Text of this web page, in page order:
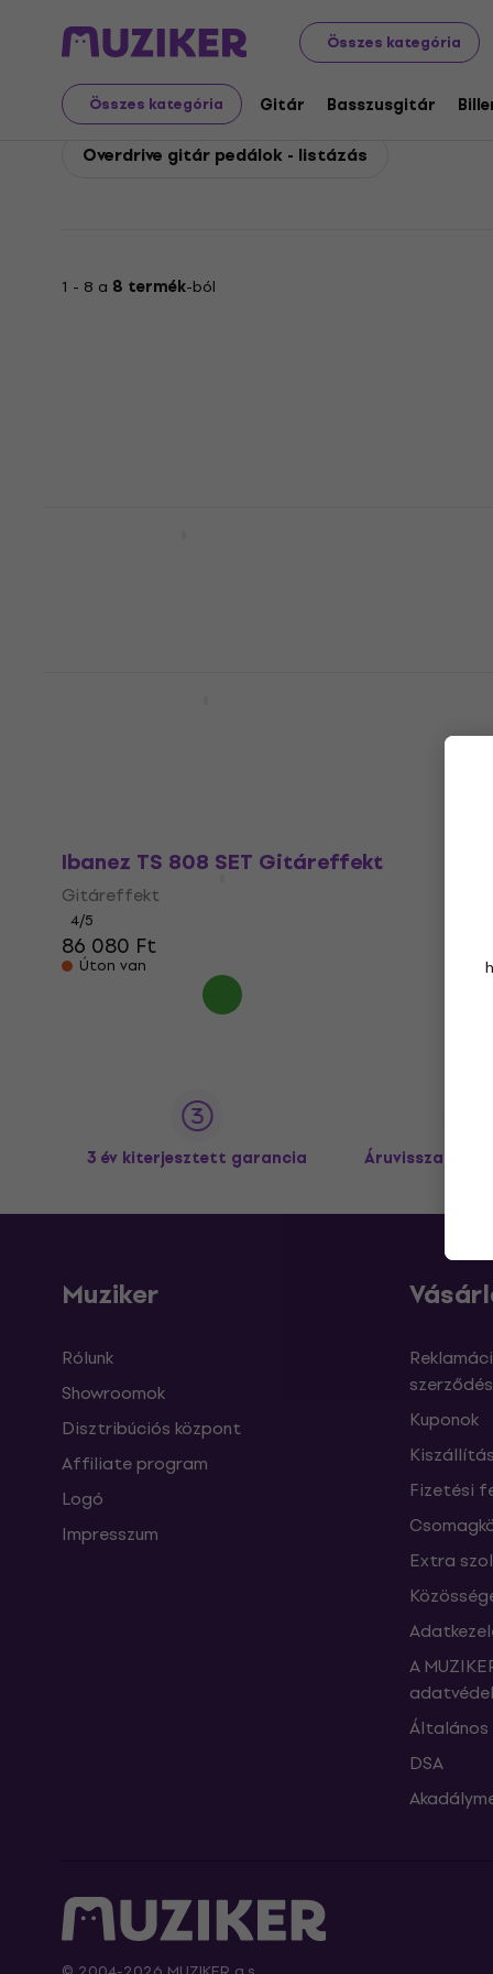
Összes kategória
Összes kategória Gitár Basszusgitár
Ibanez Gitár Gitáreffektek Ibanez Overdrive gitár
Ibanez Overdrive gitár
Overdrive gitár pedálok - listázás
1 - 8 a 8 termék-ból
Ibanez TS 808 SET Gitáreffekt
Gitáreffekt
4/5
86 080 Ft
Úton van
3 év kiterjesztett garancia
Muziker
Rólunk
Showroomok
Disztribúciós központ
Affiliate program
Logó
Impresszum
Kuponok
Fizetési
Extra
A
DSA